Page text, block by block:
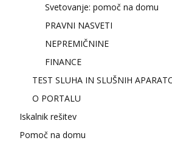
Svetovanje: pomoč na domu
PRAVNI NASVETI
NEPREMIČNINE
FINANCE
TEST SLUHA IN SLUŠNIH
O PORTALU
Iskalnik rešitev
Pomoč na domu